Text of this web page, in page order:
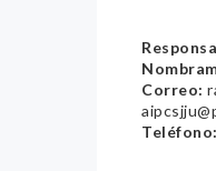
Correo:
Teléfono: